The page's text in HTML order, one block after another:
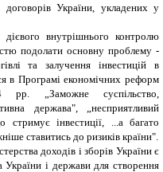
України, укладених у
внутрішнього контролю
подолати основну проблему -
та залучення інвестицій в
в Програмі економічних реформ
„Заможне суспільство,
держава", „несприятливий
інвестиції, ...а багато
ставитись до ризиків країни".
доходів і зборів України є
і держави для створення